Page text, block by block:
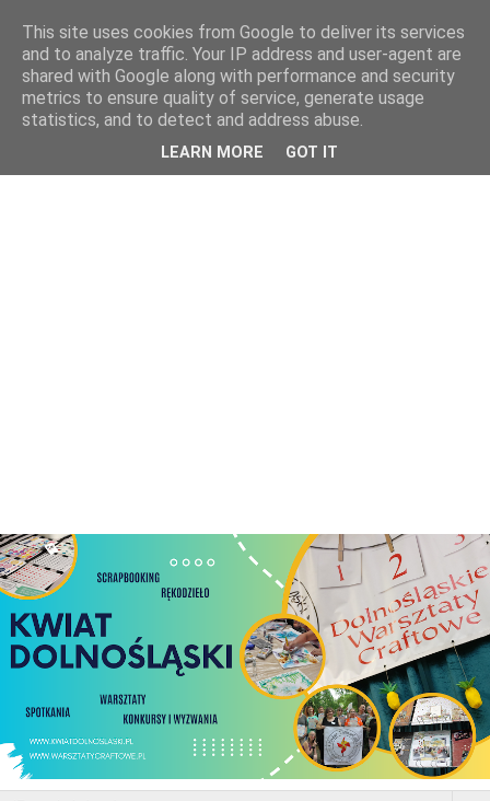
This site uses cookies from Google to deliver its services
and to analyze traffic. Your IP address and user-agent are
shared with Google along with performance and security
metrics to ensure quality of service, generate usage
statistics, and to detect and address abuse.
LEARN MORE GOT IT